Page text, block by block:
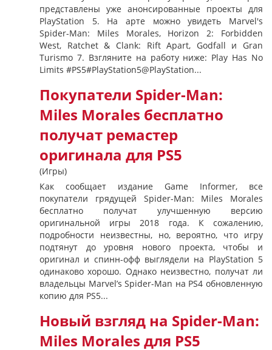
представлены уже анонсированные проекты для
PlayStation 5. На арте можно увидеть Marvel's
Spider-Man: Miles Morales, Horizon 2: Forbidden
West, Ratchet & Clank: Rift Apart, Godfall и Gran
Turismo 7. Взгляните на работу ниже: Play Has No
Limits #PS5#PlayStation5@PlayStation...
Покупатели Spider-Man:
Miles Morales бесплатно
получат ремастер
оригинала для PS5
(Игры)
Как сообщает издание Game Informer, все
покупатели грядущей Spider-Man: Miles Morales
бесплатно получат улучшенную версию
оригинальной игры 2018 года. К сожалению,
подробности неизвестны, но, вероятно, что игру
подтянут до уровня нового проекта, чтобы и
оригинал и спинн-офф выглядели на PlayStation 5
одинаково хорошо. Однако неизвестно, получат ли
владельцы Marvel’s Spider-Man на PS4 обновленную
копию для PS5...
Новый взгляд на Spider-Man:
Miles Morales для PS5